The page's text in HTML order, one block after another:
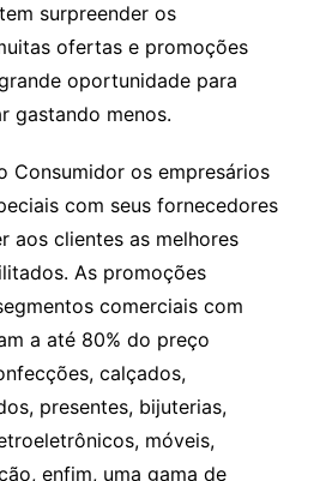
surpreender os
ofertas e promoções
oportunidade para
gastando menos.
Consumidor os empresários
com seus fornecedores
aos clientes as melhores
As promoções
comerciais com
a até 80% do preço
calçados,
presentes, bijuterias,
móveis,
enfim, uma gama de